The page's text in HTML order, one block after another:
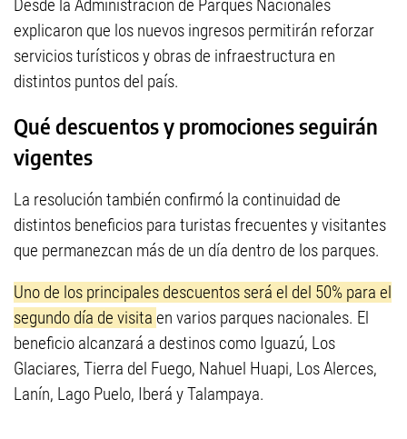
Desde la Administración de Parques Nacionales
explicaron que los nuevos ingresos permitirán reforzar
servicios turísticos y obras de infraestructura en
distintos puntos del país.
Qué descuentos y promociones seguirán
vigentes
La resolución también confirmó la continuidad de
distintos beneficios para turistas frecuentes y visitantes
que permanezcan más de un día dentro de los parques.
Uno de los principales descuentos será el del 50% para el
segundo día de visita en varios parques nacionales. El
beneficio alcanzará a destinos como Iguazú, Los
Glaciares, Tierra del Fuego, Nahuel Huapi, Los Alerces,
Lanín, Lago Puelo, Iberá y Talampaya.